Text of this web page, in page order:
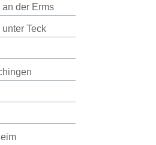
an der Erms
Teck